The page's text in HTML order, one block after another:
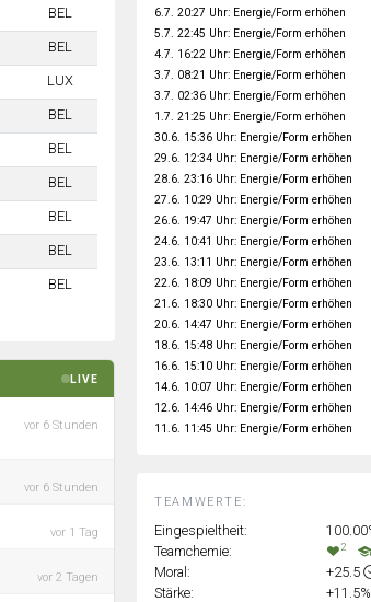
BEL
BEL
LUX
BEL
BEL
BEL
BEL
BEL
BEL
LIVE
vor 6 Stunden
vor 6 Stunden
vor 1 Tag
vor 2 Tagen
TEAMWERTE:
Eingespieltheit:
Teamchemie:
2
Moral:
+25.5
Stärke:
6.7. 20:27 Uhr: Energie/Form erhöhen
5.7. 22:45 Uhr: Energie/Form erhöhen
4.7. 16:22 Uhr: Energie/Form erhöhen
3.7. 08:21 Uhr: Energie/Form erhöhen
3.7. 02:36 Uhr: Energie/Form erhöhen
1.7. 21:25 Uhr: Energie/Form erhöhen
30.6. 15:36 Uhr: Energie/Form erhöhen
29.6. 12:34 Uhr: Energie/Form erhöhen
28.6. 23:16 Uhr: Energie/Form erhöhen
27.6. 10:29 Uhr: Energie/Form erhöhen
26.6. 19:47 Uhr: Energie/Form erhöhen
24.6. 10:41 Uhr: Energie/Form erhöhen
23.6. 13:11 Uhr: Energie/Form erhöhen
22.6. 18:09 Uhr: Energie/Form erhöhen
21.6. 18:30 Uhr: Energie/Form erhöhen
20.6. 14:47 Uhr: Energie/Form erhöhen
18.6. 15:48 Uhr: Energie/Form erhöhen
16.6. 15:10 Uhr: Energie/Form erhöhen
14.6. 10:07 Uhr: Energie/Form erhöhen
12.6. 14:46 Uhr: Energie/Form erhöhen
11.6. 11:45 Uhr: Energie/Form erhöhen